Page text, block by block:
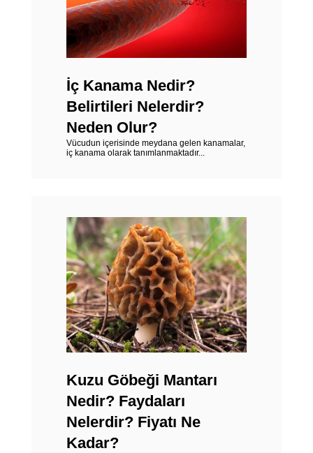
İç Kanama Nedir?
Belirtileri Nelerdir?
Neden Olur?
Vücudun içerisinde meydana gelen kanamalar,
iç kanama olarak tanımlanmaktadır...
Kuzu Göbeği Mantarı
Nedir? Faydaları
Nelerdir? Fiyatı Ne
Kadar?